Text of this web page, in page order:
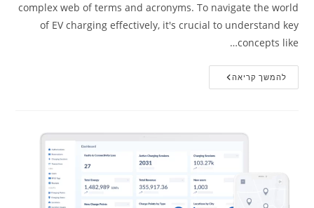
complex web of terms and acronyms. To navigate the world
of EV charging effectively, it's crucial to understand key
concepts like…
להמשך קריאה